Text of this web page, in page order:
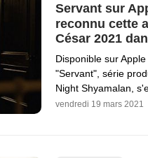
Servant sur
reconnu cette
César 2021
Disponible sur
"Servant", série
Night Shyamalan,
vendredi 19 mars 2021